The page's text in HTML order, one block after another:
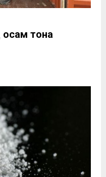
тона